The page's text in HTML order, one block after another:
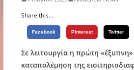
Share this...
Facebook Pinterest Twitter
Σε λειτουργία η πρώτη
καταπολέμηση της